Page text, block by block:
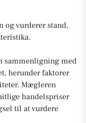
og vurderer stand,
sammenligning med
herunder faktorer
Mægleren
handelspriser
til at vurdere